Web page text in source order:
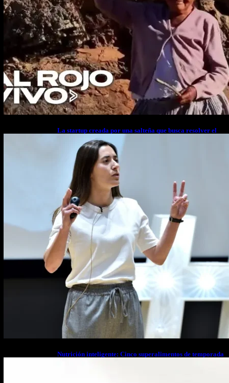
La startup creada por una salteña que busca resolver el
estrés financiero en Latinoamérica
Nutrición inteligente: Cinco superalimentos de temporada